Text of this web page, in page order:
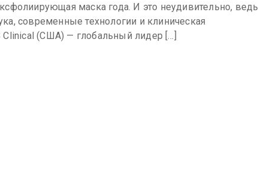
маска года. И это неудивительно, ведь
современные технологии и клиническая
Clinical (США) — глобальный лидер […]